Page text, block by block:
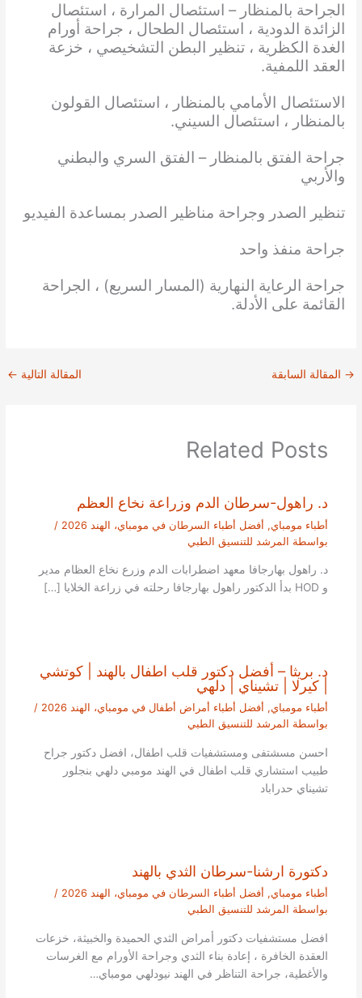
الجراحة بالمنظار – استئصال المرارة ، استئصال
الزائدة الدودية ، استئصال الطحال ، جراحة أورام
الغدة الكظرية ، تنظير البطن التشخيصي ، خزعة
العقد اللمفية.
الاستئصال الأمامي بالمنظار ، استئصال القولون
بالمنظار ، استئصال السيني.
جراحة الفتق بالمنظار – الفتق السري والبطني
والأربي
تنظير الصدر وجراحة مناظير الصدر بمساعدة الفيديو
جراحة منفذ واحد
جراحة الرعاية النهارية (المسار السريع) ، الجراحة
القائمة على الأدلة.
→ المقالة السابقة المقالة التالية ←
Related Posts
د. راهول-سرطان الدم وزراعة نخاع العظم
أطباء مومباي, أفضل أطباء السرطان في مومباي، الهند 2026
/
بواسطة المرشد للتنسيق الطبي
د. راهول بهارجافا معهد اضطرابات الدم وزرع نخاع العظام مدير
و HOD بدأ الدكتور راهول بهارجافا رحلته في زراعة الخلايا […]
د. بريثا – أفضل دكتور قلب اطفال بالهند | كوتشي
| كيرلا | تشيناي | دلهي
أطباء مومباي, أفضل أطباء أمراض أطفال في مومباي، الهند 2026
/
بواسطة المرشد للتنسيق الطبي
احسن مسشتفى ومستشفيات قلب اطفال، افضل دكتور جراح
طبيب استشاري قلب اطفال في الهند مومبي دلهي بنجلور
تشيناي حدراباد
دكتورة ارشنا-سرطان الثدي بالهند
أطباء مومباي, أفضل أطباء السرطان في مومباي، الهند 2026
/
بواسطة المرشد للتنسيق الطبي
افضل مستشفيات دكتور أمراض الثدي الحميدة والخبيثة، خزعات
العقدة الخافرة ، إعادة بناء الثدي وجراحة الأورام مع الغرسات
والأغطية، جراحة التناظر في الهند نيودلهي مومباي…